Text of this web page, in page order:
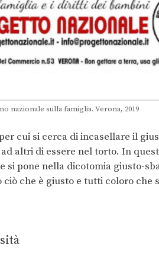
nazionale sulla famiglia. Verona, 2019
cui si cerca di incasellare il
altri di essere nel torto. In
e si pone nella dicotomia giusto-
che è giusto e tutti coloro che